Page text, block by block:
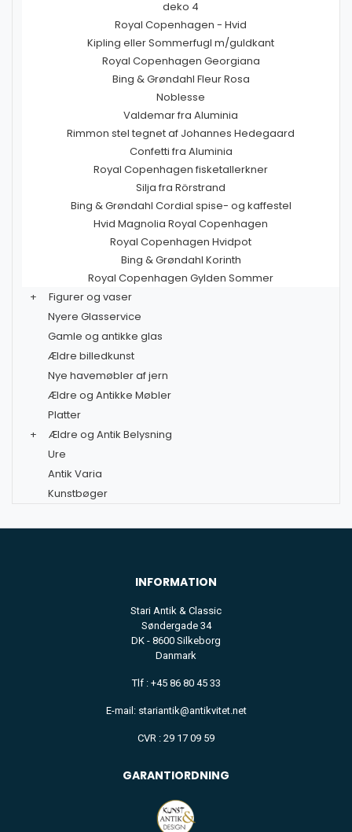
deko 4
Royal Copenhagen - Hvid
Kipling eller Sommerfugl m/guldkant
Royal Copenhagen Georgiana
Bing & Grøndahl Fleur Rosa
Noblesse
Valdemar fra Aluminia
Rimmon stel tegnet af Johannes Hedegaard
Confetti fra Aluminia
Royal Copenhagen fisketallerkner
Silja fra Rörstrand
Bing & Grøndahl Cordial spise- og kaffestel
Hvid Magnolia Royal Copenhagen
Royal Copenhagen Hvidpot
Bing & Grøndahl Korinth
Royal Copenhagen Gylden Sommer
+
Figurer og vaser
Nyere Glasservice
Gamle og antikke glas
Ældre billedkunst
Nye havemøbler af jern
Ældre og Antikke Møbler
Platter
+
Ældre og Antik Belysning
Ure
Antik Varia
Kunstbøger
INFORMATION
Stari Antik & Classic
Søndergade 34
DK - 8600 Silkeborg
Danmark
Tlf : +45 86 80 45 33
E-mail: stariantik@antikvitet.net
CVR : 29 17 09 59
GARANTIORDNING